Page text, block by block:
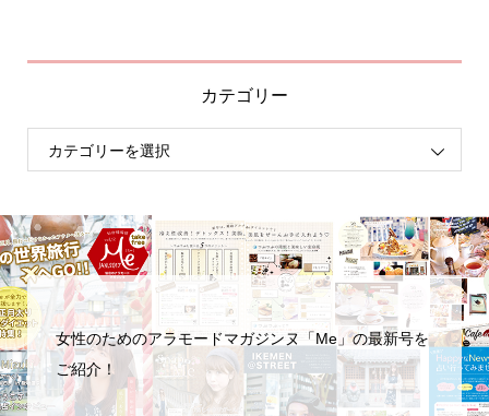
カテゴリー
女性のためのアラモードマガジンヌ「Me」の最新号を
ご紹介！